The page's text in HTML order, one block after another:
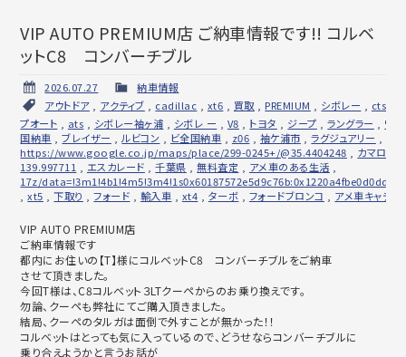
VIP AUTO PREMIUM店 ご納車情報です!! コルベ
ットC8 コンバーチブル
2026.07.27
納車情報
アウトドア, アクティブ cadillac xt6 買取 PREMIUM シボレー cts
プオート
ats シボレー袖ヶ浦 シボレ ー V8 トヨタ ジープ ,ラングラー
ワ
国納車 ,ブレイザー ,ルビコン ビ全国納車 z06 袖ケ浦市 ,ラグジュアリー
https://www.google.co.jp/maps/place/299-0245+/@35.4404248
カマロ
139.997711
エスカレード ,千葉県 ,無料査定 アメ車のある生活
17z/
,xt5 ,下取り ,フォード 輸入車 xt4 ターボ フォードブロンコ アメ車キャデラ
VIP AUTO PREMIUM店
ご納車情報です
都内にお住いの【T】様にコルベットC8 コンバーチブルをご納車
させて頂きました。
今回T様は、C8コルベット３LTクーペからのお乗り換えです。
勿論、クーペも弊社にてご購入頂きました。
結局、クーペのタルガは面倒で外すことが無かった！！
コルベットはとっても気に入っているので、 どうせならコンバーチブルに
乗り合えようかと言うお話が